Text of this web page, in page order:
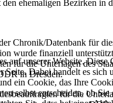
Chronik/Datenbank für
wurde finanziell
für die Unterlagen des
in Dresden.
auf unserer Website. Diese
Seite. Dabei handelt es sich
ein Cookie, das Ihre
selbst entscheiden, ob Sie